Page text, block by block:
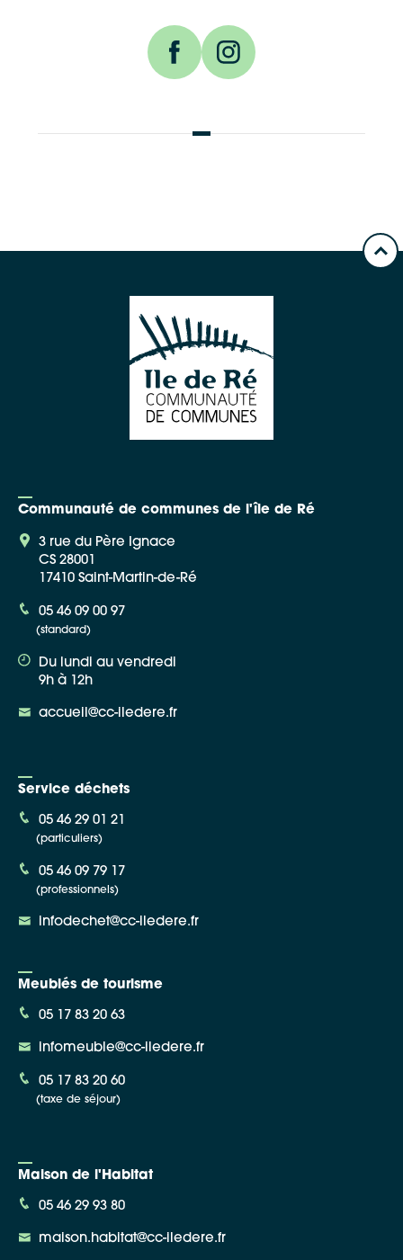
Communauté de communes de l'île de Ré
3 rue du Père Ignace
CS 28001
17410 Saint-Martin-de-Ré
05 46 09 00 97
(standard)
Du lundi au vendredi
9h à 12h
accueil@cc-iledere.fr
Service déchets
05 46 29 01 21
(particuliers)
05 46 09 79 17
(professionnels)
infodechet@cc-iledere.fr
Meublés de tourisme
05 17 83 20 63
infomeuble@cc-iledere.fr
05 17 83 20 60
(taxe de séjour)
Maison de l'Habitat
05 46 29 93 80
maison.habitat@cc-iledere.fr